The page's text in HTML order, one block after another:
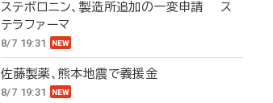
ステボロニン、製造所追加の一変申請 ス
テラファーマ
8/7 19:31
佐藤製薬、熊本地震で義援金
8/7 19:31